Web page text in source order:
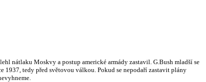
nátlaku Moskvy a postup americké armády zastavil. G.Bush mladší se
1937, tedy před světovou válkou. Pokud se nepodaří zastavit plány